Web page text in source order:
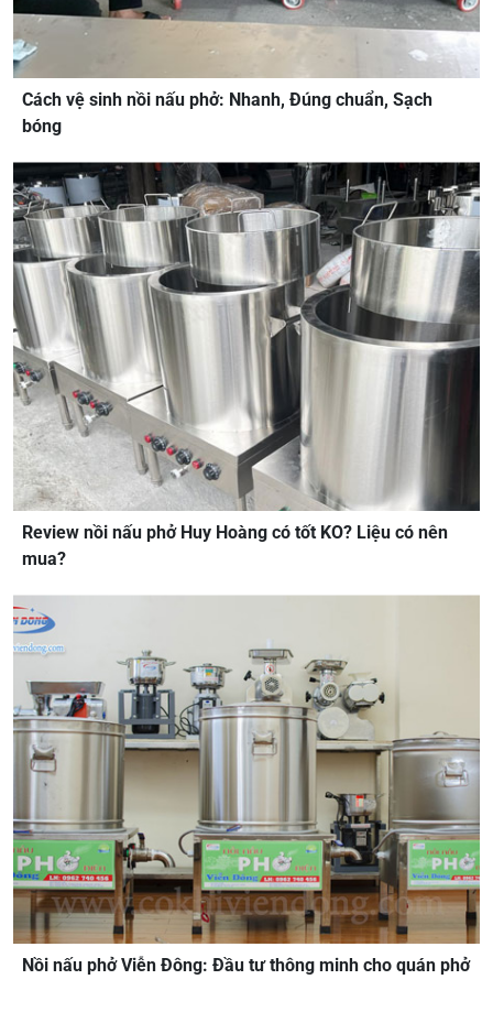
Cách vệ sinh nồi nấu phở: Nhanh, Đúng chuẩn, Sạch
bóng
Review nồi nấu phở Huy Hoàng có tốt KO? Liệu có nên
mua?
Nồi nấu phở Viễn Đông: Đầu tư thông minh cho quán phở